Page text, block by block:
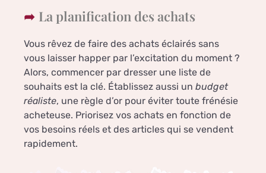
La planification des achats
Vous rêvez de faire des achats éclairés sans
vous laisser happer par l’excitation du moment ?
Alors, commencer par dresser une liste de
souhaits est la clé. Établissez aussi un budget
réaliste, une règle d’or pour éviter toute frénésie
acheteuse. Priorisez vos achats en fonction de
vos besoins réels et des articles qui se vendent
rapidement.